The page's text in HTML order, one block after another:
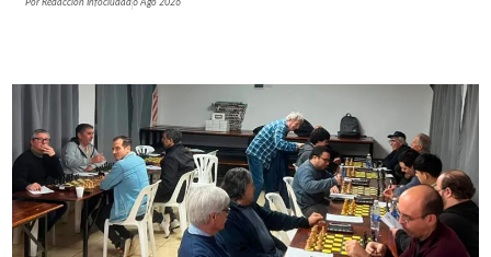
PorRedacción Infociudad6 Ago 2026